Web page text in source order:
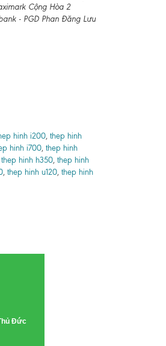
Cộng Hòa 2
- PGD Phan Đăng Lưu
hinh i200, thep hinh
hinh i700, thep hinh
thep hinh h350, thep hinh
, thep hinh u120, thep hinh
Đức